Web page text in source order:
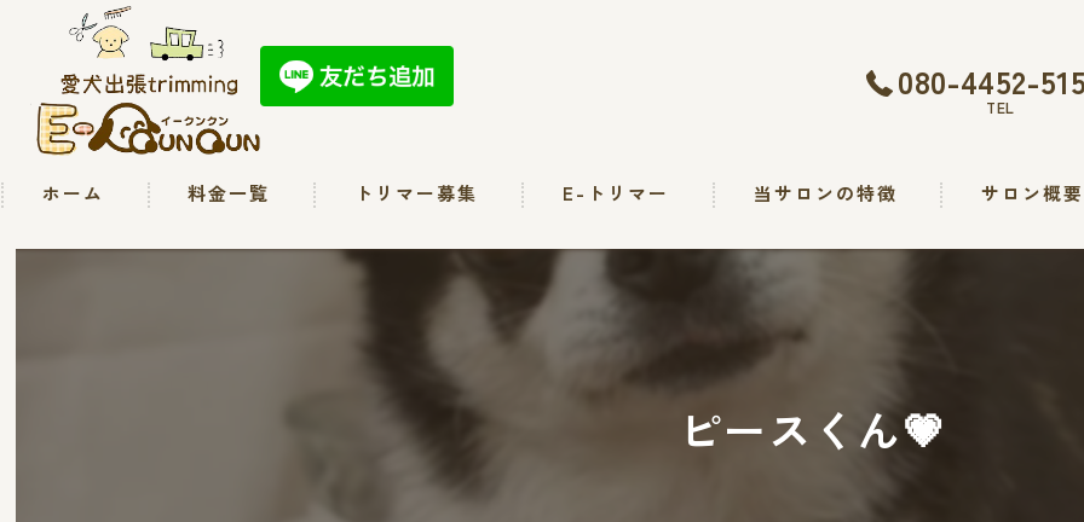
080-4452-
TEL
ホーム 料金一覧 トリマー募集 E-トリマー 当サロンの特徴
トリミング
サロン概要
ピースくん💗